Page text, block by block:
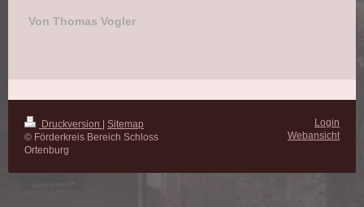
Von Thomas Vogler
Druckversion
Sitemap
© Förderkreis Bereich Schloss
Ortenburg
Login
Webansicht